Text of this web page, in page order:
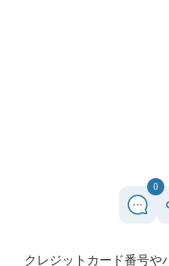
0
クレジットカード番号や